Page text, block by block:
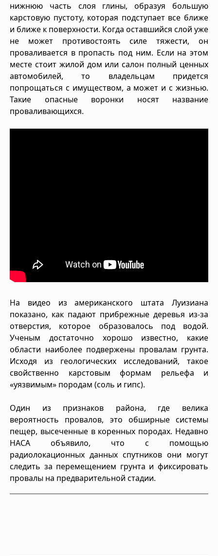
нижнюю часть слоя глины, образуя большую
карстовую пустоту, которая подступает все ближе
и ближе к поверхности. Когда оставшийся слой уже
не может противостоять силе тяжести, он
проваливается в пропасть под ним. Если на этом
месте стоит жилой дом или салон полный ценных
автомобилей, то владельцам придется
попрощаться с имуществом, а может и с жизнью.
Такие опасные воронки носят название
проваливающихся.
На видео из американского штата Луизиана
показано, как падают прибрежные деревья из-за
отверстия, которое образовалось под водой.
Ученым достаточно хорошо известно, какие
области наиболее подвержены провалам грунта.
Исходя из геологических исследований, такое
свойственно карстовым формам рельефа и
«уязвимым» породам (соль и гипс).
Один из признаков района, где велика
вероятность провалов, это обширные системы
пещер, высеченные в коренных породах. Недавно
НАСА объявило, что с помощью
радиолокационных данных спутников они могут
следить за перемещением грунта и фиксировать
провалы на предварительной стадии.